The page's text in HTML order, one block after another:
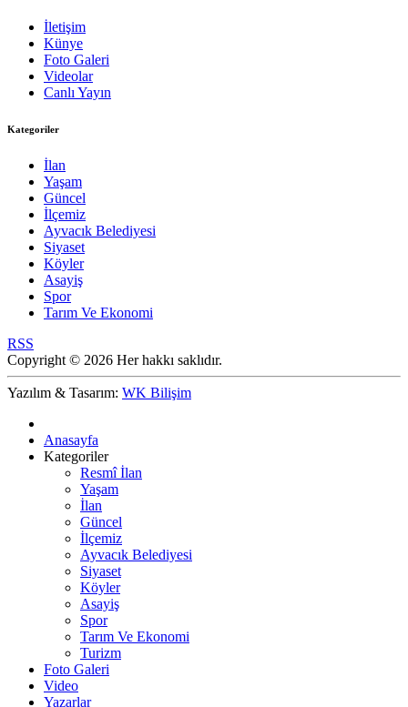
İletişim
Künye
Foto Galeri
Videolar
Canlı Yayın
Kategoriler
İlan
Yaşam
Güncel
İlçemiz
Ayvacık Belediyesi
Siyaset
Köyler
Asayiş
Spor
Tarım Ve Ekonomi
RSS
Copyright © 2026 Her hakkı saklıdır.
Yazılım & Tasarım: WK Bilişim
Anasayfa
Kategoriler
Resmî İlan
Yaşam
İlan
Güncel
İlçemiz
Ayvacık Belediyesi
Siyaset
Köyler
Asayiş
Spor
Tarım Ve Ekonomi
Turizm
Foto Galeri
Video
Yazarlar